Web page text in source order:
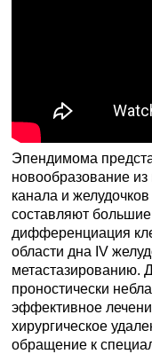
Эпендимома
новообразование из
канала и
составляют
дифференциация
области дна IV
метастазированию.
проностически
эффективное
хирургическое
обращение к